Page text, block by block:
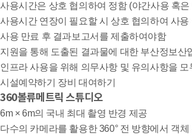
사용시간은 상호 협의하여 정함 (야간사용 혹
사용시간 연장이 필요할 시 상호 협의하여 사용
사용 만료 후 결과보고서를 제출하여야함
지원을 통해 도출된 결과물에 대한 부산정보산
인프라 사용을 위해 의무사항 및 유의사항을
시설예약하기
장비 대여하기
360볼류메트릭 스튜디오
6m × 6m의 국내 최대 촬영 반경 제공
다수의 카메라를 활용한 360° 전 방향에서 객